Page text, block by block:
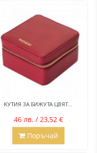
КУТИЯ ЗА БИЖУТА ЦВЯТ...
46 лв. / 23,52 €
Поръчай